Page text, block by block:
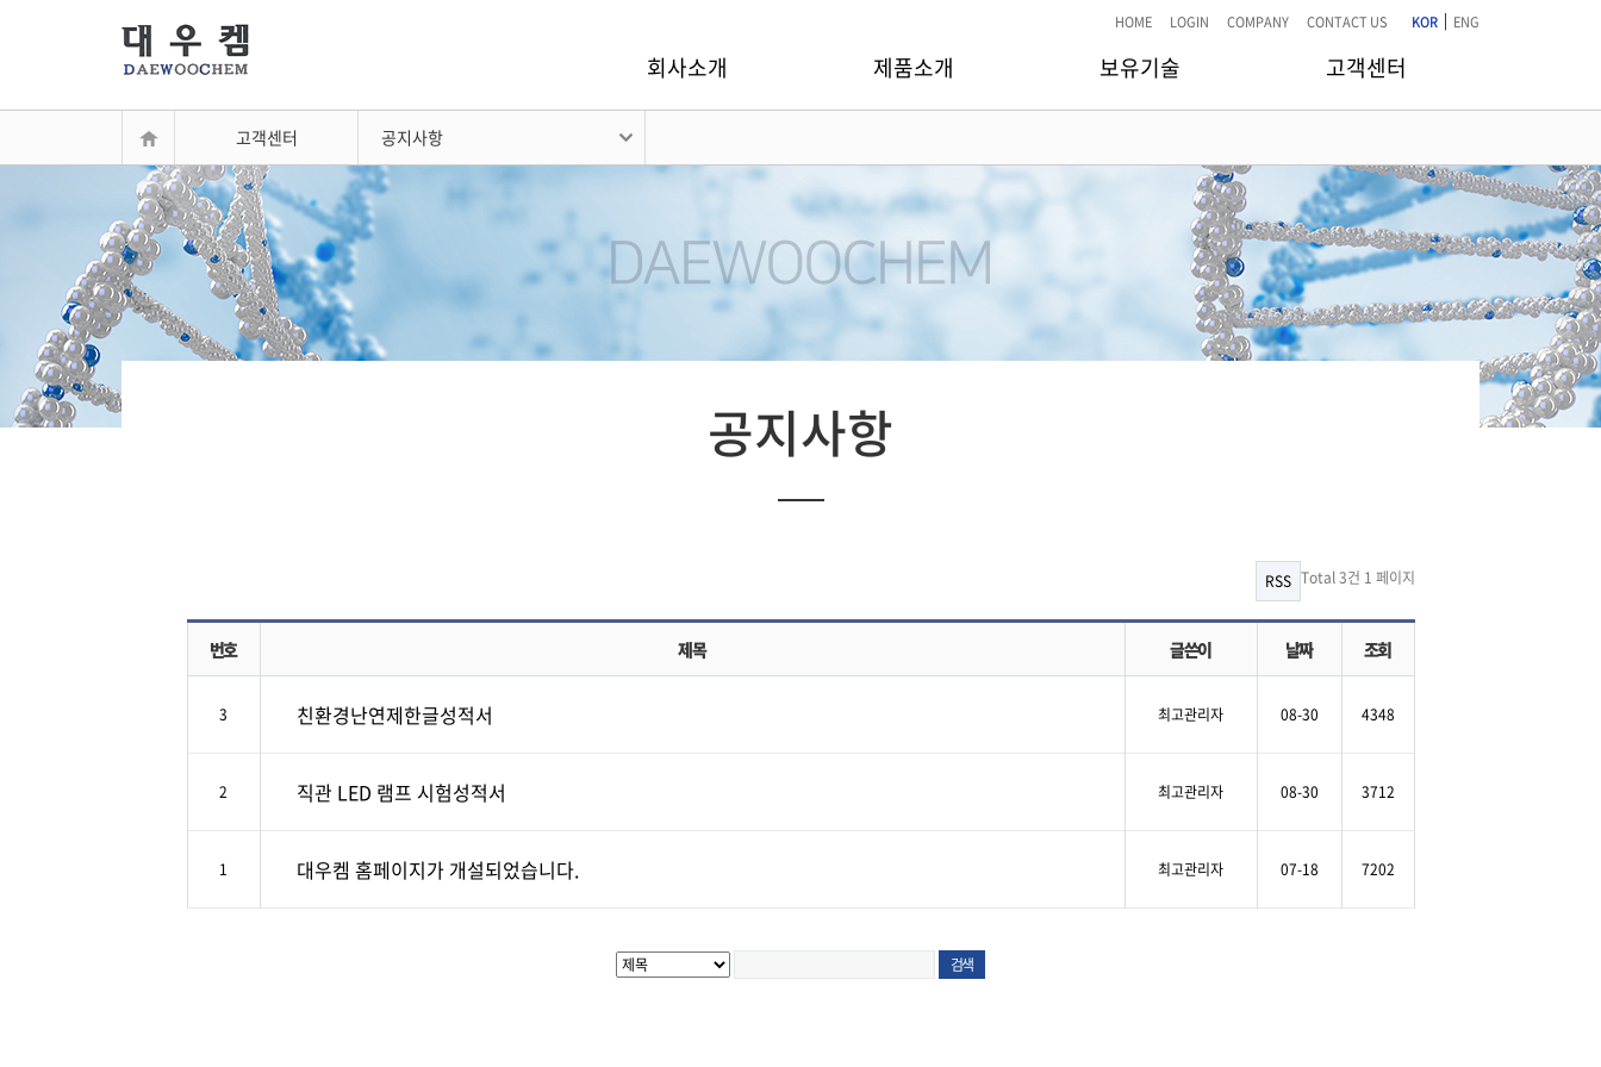
HOME LOGIN COMPANY CONTACT US KOR | ENG
회사소개 제품소개 보유기술 고객센터
고객센터 공지사항
공지사항
Total 3건 1 페이지
RSS
번호 제목 글쓴이 날짜 조회
3 친환경난연제한글성적서 최고관리자 08-30 4348
2 직관 LED 램프 시험성적서 최고관리자 08-30 3712
1 대우켐 홈페이지가 개설되었습니다. 최고관리자 07-18 7202